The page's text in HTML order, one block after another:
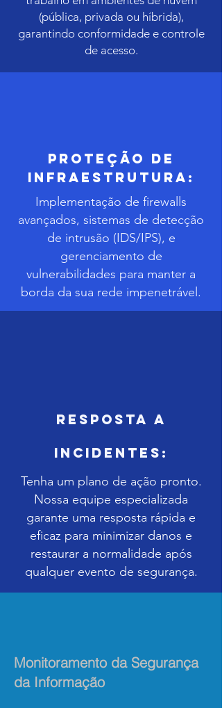
(pública, privada ou híbrida),
garantindo conformidade e controle
de acesso.
Proteção de
Infraestrutura:
Implementação de firewalls
avançados, sistemas de detecção
de intrusão (IDS/IPS), e
gerenciamento de
vulnerabilidades para manter a
borda da sua rede impenetrável.
Resposta a
Incidentes:
Tenha um plano de ação pronto.
Nossa equipe especializada
garante uma resposta rápida e
eficaz para minimizar danos e
restaurar a normalidade após
qualquer evento de segurança.
Monitoramento da Segurança
da Informação